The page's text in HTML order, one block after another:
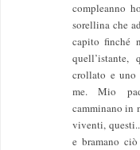
compleanno
sorellina che
capito finché
crollato e uno
me. Mio
camminano in
viventi,
e bramano